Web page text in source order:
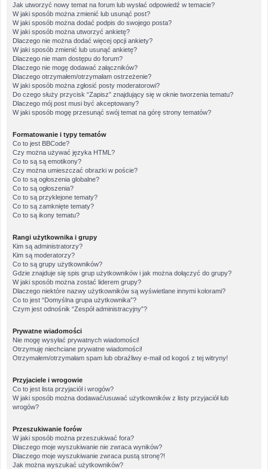
Jak utworzyć nowy temat na forum lub wysłać odpowiedź w temacie?
W jaki sposób można zmienić lub usunąć post?
W jaki sposób można dodać podpis do swojego posta?
W jaki sposób można utworzyć ankietę?
Dlaczego nie można dodać więcej opcji ankiety?
W jaki sposób zmienić lub usunąć ankietę?
Dlaczego nie mam dostępu do forum?
Dlaczego nie mogę dodawać załączników?
Dlaczego otrzymałem/otrzymałam ostrzeżenie?
W jaki sposób można zgłosić posty moderatorowi?
Do czego służy przycisk “Zapisz” znajdujący się w oknie tworzenia tematu?
Dlaczego mój post musi być akceptowany?
W jaki sposób mogę przesunąć swój temat na górę strony tematów?
Formatowanie i typy tematów
Co to jest BBCode?
Czy można używać języka HTML?
Co to są są emotikony?
Czy można umieszczać obrazki w poście?
Co to są ogłoszenia globalne?
Co to są ogłoszenia?
Co to są przyklejone tematy?
Co to są zamknięte tematy?
Co to są ikony tematu?
Rangi użytkownika i grupy
Kim są administratorzy?
Kim są moderatorzy?
Co to są grupy użytkowników?
Gdzie znajduje się spis grup użytkowników i jak można dołączyć do grupy?
W jaki sposób można zostać liderem grupy?
Dlaczego niektóre nazwy użytkowników są wyświetlane innymi kolorami?
Co to jest “Domyślna grupa użytkownika”?
Czym jest odnośnik “Zespół administracyjny”?
Prywatne wiadomości
Nie mogę wysyłać prywatnych wiadomości!
Otrzymuję niechciane prywatne wiadomości!
Otrzymałem/otrzymałam spam lub obraźliwy e-mail od kogoś z tej witryny!
Przyjaciele i wrogowie
Co to jest lista przyjaciół i wrogów?
W jaki sposób można dodawać/usuwać użytkowników z listy przyjaciół lub
wrogów?
Przeszukiwanie forów
W jaki sposób można przeszukiwać fora?
Dlaczego moje wyszukiwanie nie zwraca wyników?
Dlaczego moje wyszukiwanie zwraca pustą stronę?!
Jak można wyszukać użytkowników?